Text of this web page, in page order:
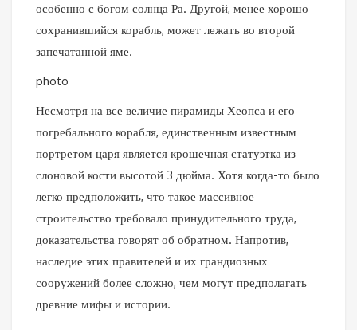
особенно с богом солнца Ра. Другой, менее хорошо
сохранившийся корабль, может лежать во второй
запечатанной яме.
photo
Несмотря на все величие пирамиды Хеопса и его
погребального корабля, единственным известным
портретом царя является крошечная статуэтка из
слоновой кости высотой 3 дюйма. Хотя когда-то было
легко предположить, что такое массивное
строительство требовало принудительного труда,
доказательства говорят об обратном. Напротив,
наследие этих правителей и их грандиозных
сооружений более сложно, чем могут предполагать
древние мифы и истории.